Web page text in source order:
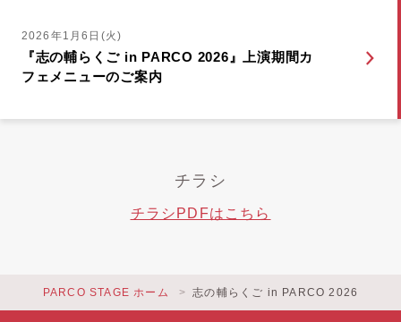
2026年1月6日(火)
『志の輔らくご in PARCO 2026』上演期間カ
フェメニューのご案内
チラシ
チラシPDFはこちら
PARCO STAGE ホーム 志の輔らくご in PARCO 2026